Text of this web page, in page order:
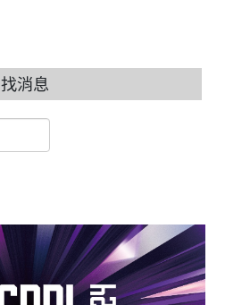
找消息